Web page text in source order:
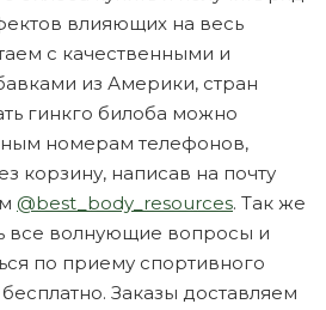
влияющих на весь
с качественными и
из Америки, стран
гинкго билоба можно
номерам телефонов,
корзину, написав на почту
@best_body_resources. Так же
все волнующие вопросы и
по приему спортивного
Заказы доставляем